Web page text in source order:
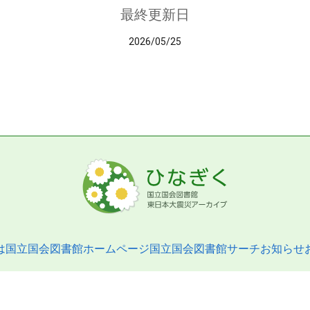
最終更新日
2026/05/25
国立国会図書館ホームページ国立国会図書館サーチお知らせ